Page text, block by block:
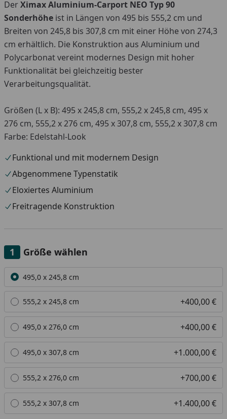
DerXimax Aluminium-Carport NEO Typ 90
Sonderhöhe ist in Längen von 495 bis 555,2 cm und
Breiten von 245,8 bis 307,8 cm mit einer Höhe von 274,3
cm erhältlich. Die Konstruktion aus Aluminium und
Polycarbonat vereint modernes Design mit hoher
Funktionalität bei gleichzeitig bester
Verarbeitungsqualität.
Größen (L x B): 495 x 245,8 cm, 555,2 x 245,8 cm, 495 x
276 cm, 555,2 x 276 cm, 495 x 307,8 cm, 555,2 x 307,8 cm
Farbe: Edelstahl-Look
Funktional und mit modernem Design
Abgenommene Typenstatik
Eloxiertes Aluminium
Freitragende Konstruktion
Größe wählen
Alle anzeigen (6)
495,0 x 245,8 cm
555,2 x 245,8 cm +400,00 €
495,0 x 276,0 cm +400,00 €
495,0 x 307,8 cm +1.000,00 €
555,2 x 276,0 cm +700,00 €
555,2 x 307,8 cm +1.400,00 €